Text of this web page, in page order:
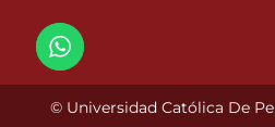
© Universidad Católica De